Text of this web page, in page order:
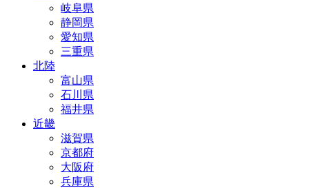
岐阜県
静岡県
愛知県
三重県
北陸
富山県
石川県
福井県
近畿
滋賀県
京都府
大阪府
兵庫県